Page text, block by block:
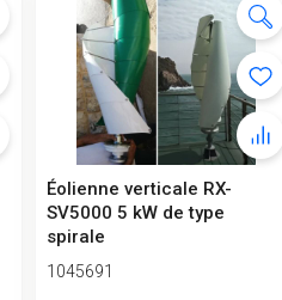
Éolienne verticale RX-
SV5000 5 kW de type
spirale
1045691